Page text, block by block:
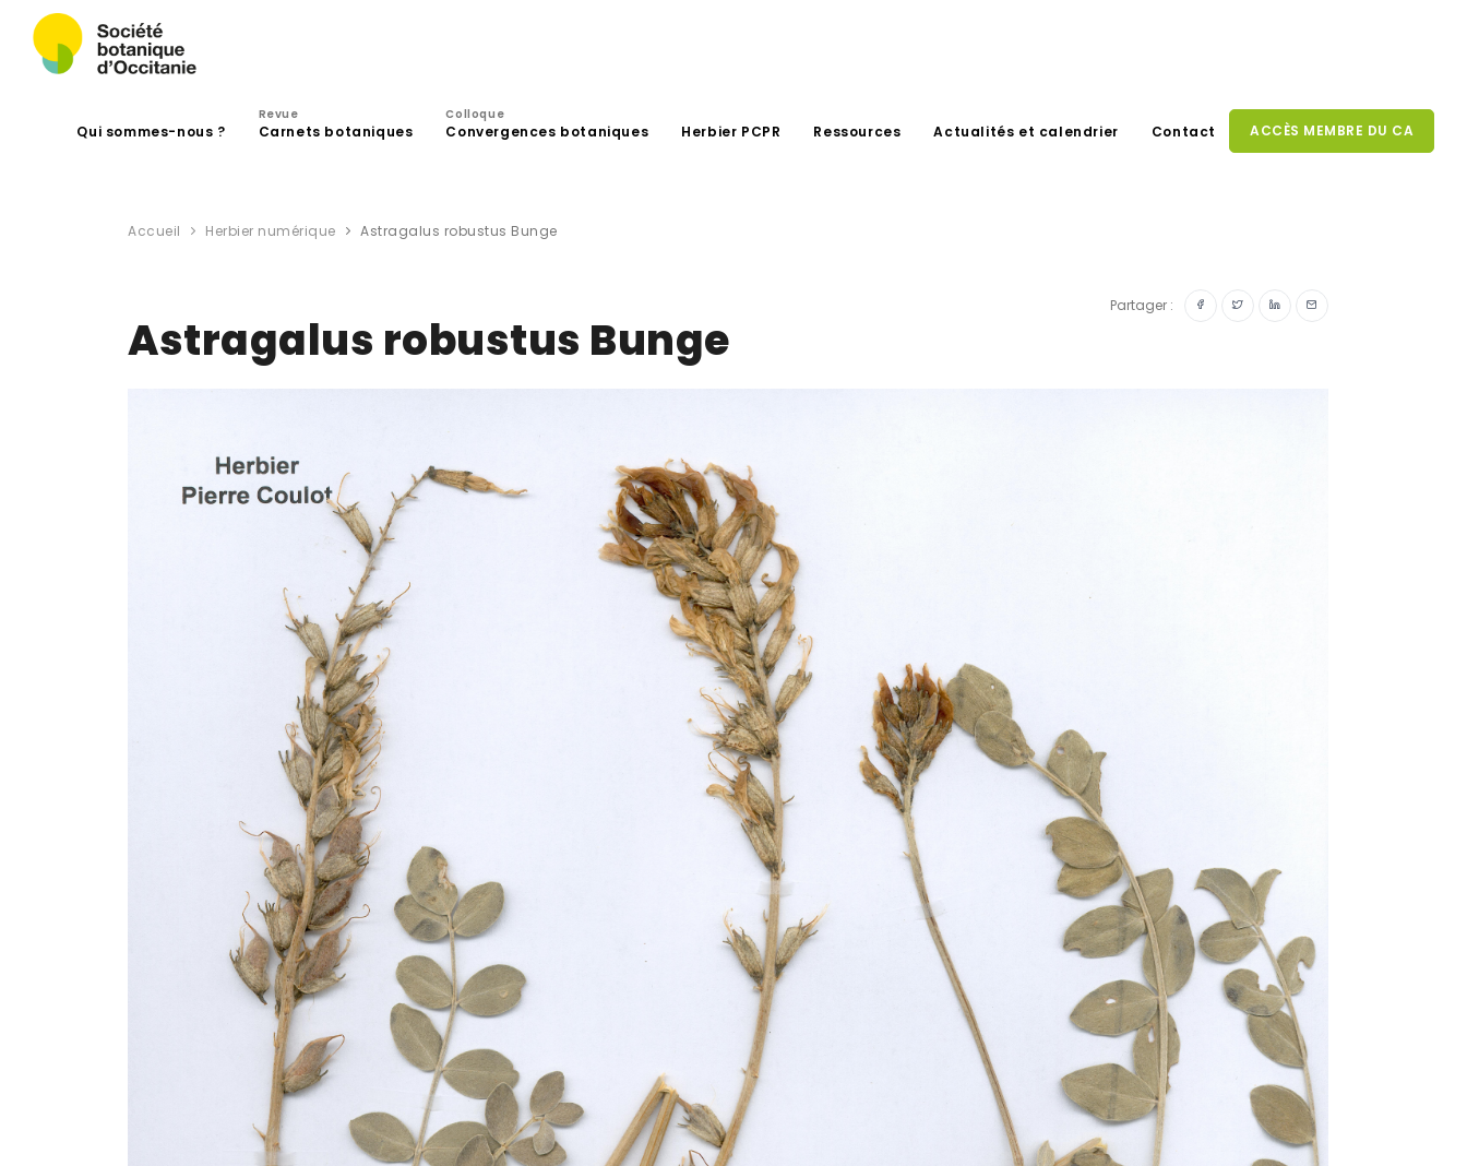
Qui sommes-nous ?
Revue
Carnets botaniques
Colloque
Convergences botaniques Herbier PCPR Ressources Actualités et calendrier Contact ACCÈS MEMBRE DU CA
Accueil Herbier numérique Astragalus robustus Bunge
Partager :
Astragalus robustus Bunge